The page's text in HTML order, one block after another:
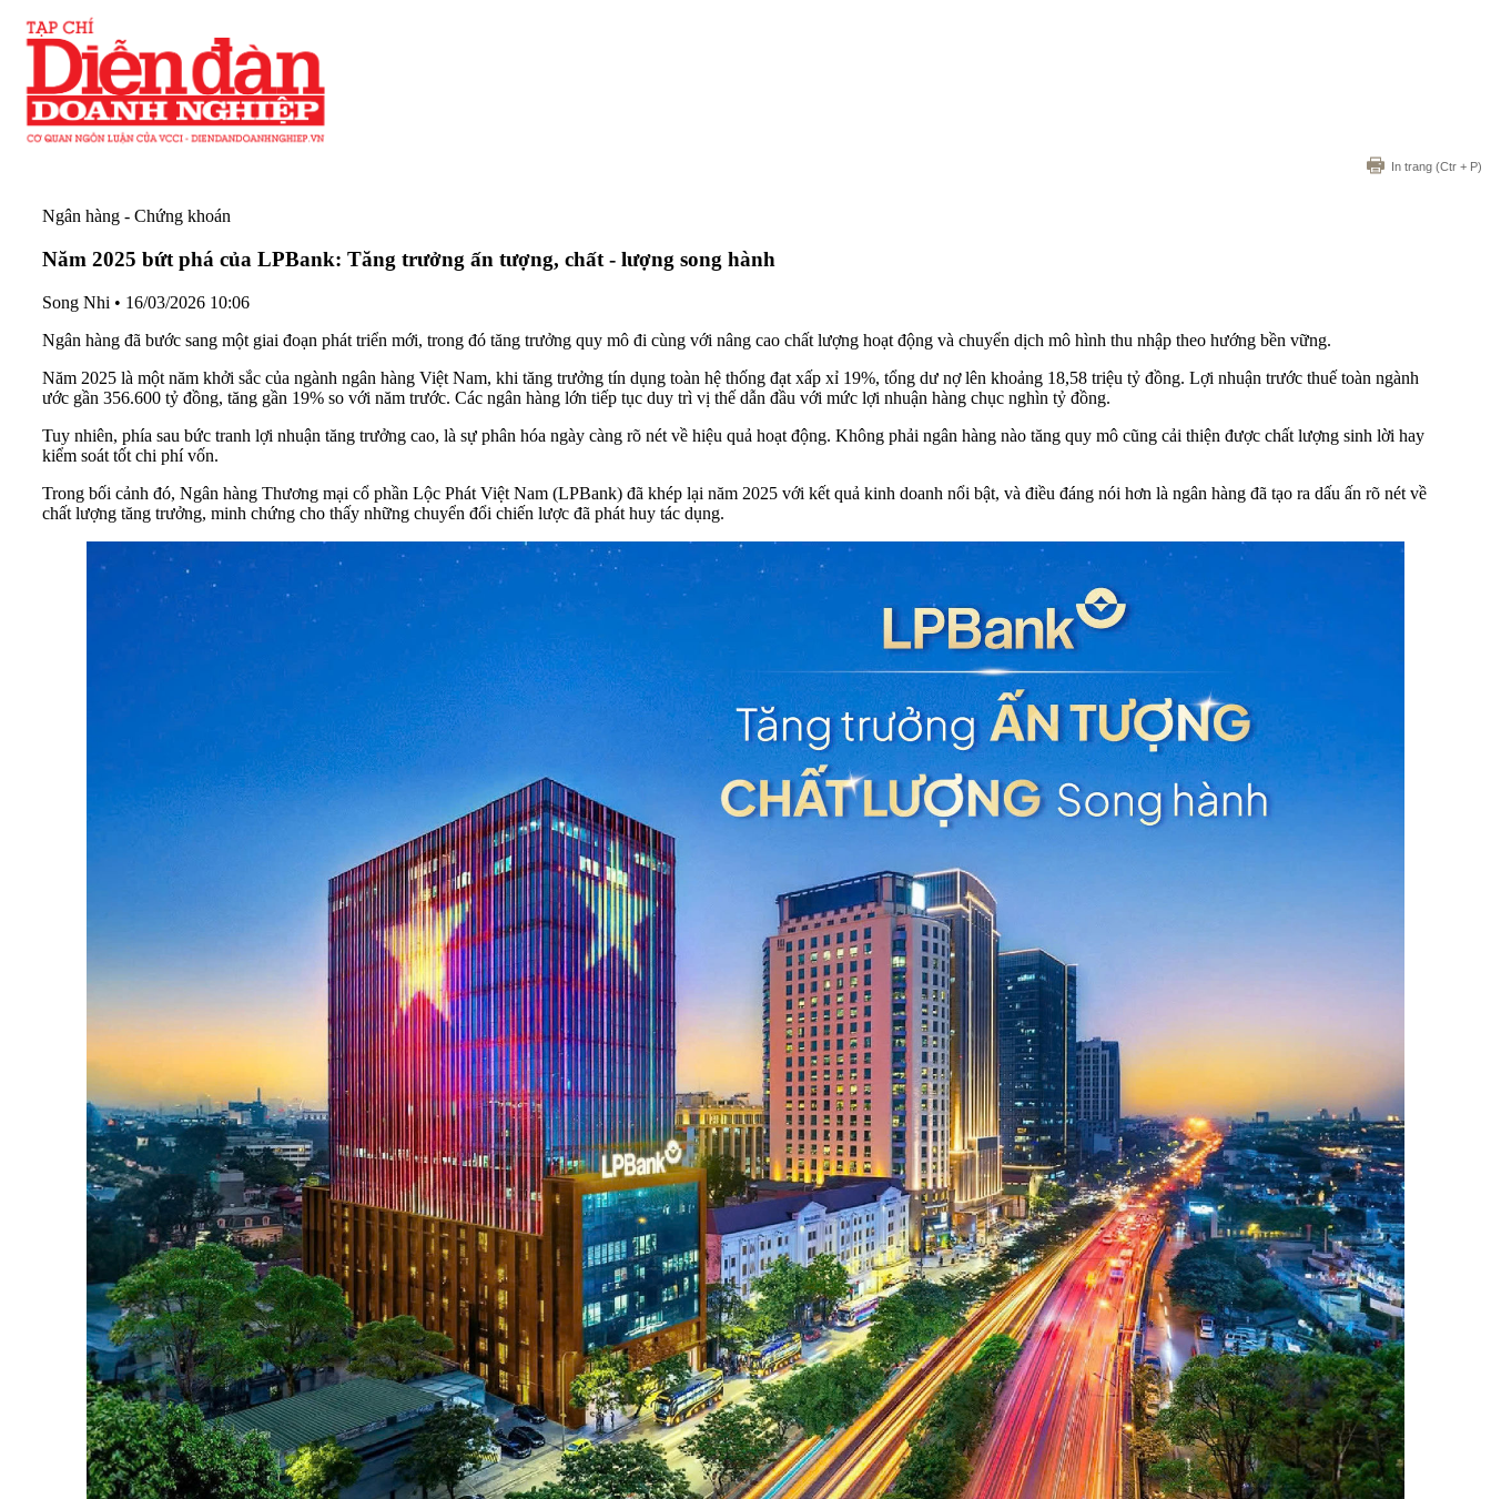
In trang (Ctr + P)
Ngân hàng - Chứng khoán
Năm 2025 bứt phá của LPBank: Tăng trưởng ấn tượng, chất - lượng song hành
Song Nhi • 16/03/2026 10:06
Ngân hàng đã bước sang một giai đoạn phát triển mới, trong đó tăng trưởng quy mô đi cùng với nâng cao chất lượng hoạt động và chuyển dịch mô hình thu nhập theo hướng bền vững.
Năm 2025 là một năm khởi sắc của ngành ngân hàng Việt Nam, khi tăng trưởng tín dụng toàn hệ thống đạt xấp xỉ 19%, tổng dư nợ lên khoảng 18,58 triệu tỷ đồng. Lợi nhuận trước thuế toàn ngành
ước gần 356.600 tỷ đồng, tăng gần 19% so với năm trước. Các ngân hàng lớn tiếp tục duy trì vị thế dẫn đầu với mức lợi nhuận hàng chục nghìn tỷ đồng.
Tuy nhiên, phía sau bức tranh lợi nhuận tăng trưởng cao, là sự phân hóa ngày càng rõ nét về hiệu quả hoạt động. Không phải ngân hàng nào tăng quy mô cũng cải thiện được chất lượng sinh lời hay
kiểm soát tốt chi phí vốn.
Trong bối cảnh đó, Ngân hàng Thương mại cổ phần Lộc Phát Việt Nam (LPBank) đã khép lại năm 2025 với kết quả kinh doanh nổi bật, và điều đáng nói hơn là ngân hàng đã tạo ra dấu ấn rõ nét về
chất lượng tăng trưởng, minh chứng cho thấy những chuyển đổi chiến lược đã phát huy tác dụng.